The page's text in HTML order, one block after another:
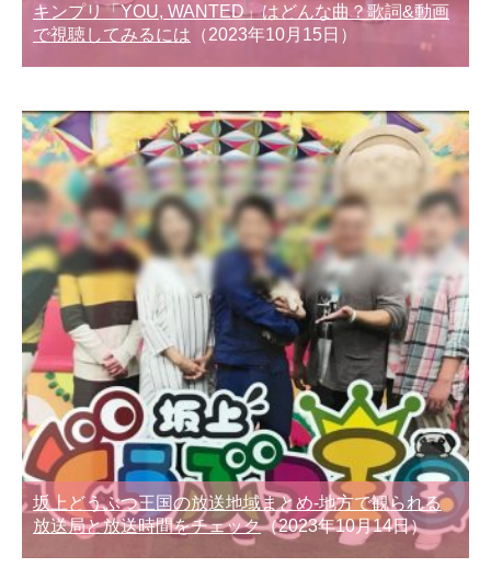
キンプリ「YOU, WANTED」はどんな曲？歌詞&動画
で視聴してみるには （2023年10月15日）
坂上どうぶつ王国の放送地域まとめ-地方で観られる
放送局と放送時間をチェック（2023年10月14日）